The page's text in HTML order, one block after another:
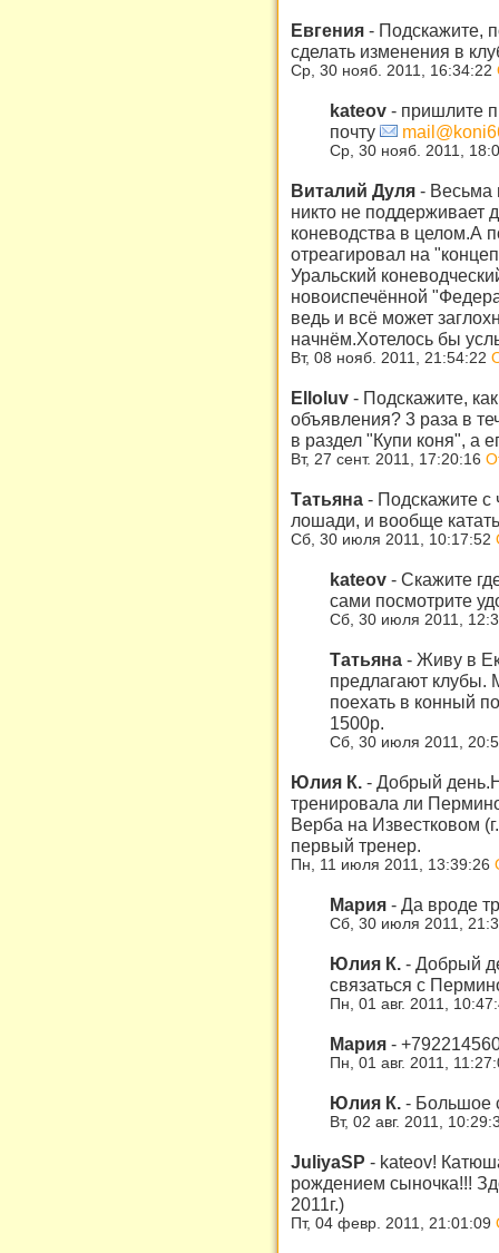
Евгения - Подскажите,
сделать изменения в
Ср, 30 нояб. 2011, 16:34:22
kateov - пришлите
почту
Ср, 30 нояб. 2011,
Виталий Дуля - Весьма
никто не поддерживает
коневодства в целом.А
отреагировал на
Уральский
новоиспечённой
ведь и всё может
начнём.Хотелось бы
Вт, 08 нояб. 2011, 21:54:22
Elloluv - Подскажите,
объявления? 3 раза в
в раздел "Купи коня", а
Вт, 27 сент. 2011, 17:20:16
Татьяна - Подскажите с
лошади, и вообще
Сб, 30 июля 2011, 10:17:52
kateov - Скажите
сами посмотрите
Сб, 30 июля 2011,
Татьяна - Живу в
предлагают клубы.
поехать в конный
1500р.
Сб, 30 июля 2011,
Юлия К. - Добрый
тренировала ли
Верба на Известковом
первый тренер.
Пн, 11 июля 2011, 13:39:26
Мария - Да вроде
Сб, 30 июля 2011,
Юлия К. - Добрый
связаться с
Пн, 01 авг. 2011,
Мария -
Пн, 01 авг. 2011,
Юлия К. - Большое
Вт, 02 авг. 2011,
JuliyaSP - kateov!
рождением сыночка!!!
2011г.)
Пт, 04 февр. 2011, 21:01:09